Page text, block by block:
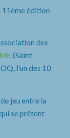
11ème édition
des
(Saint-
l’un des 10
jeu entre la
se prêtent